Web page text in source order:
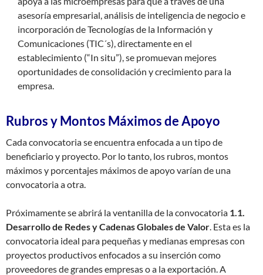
asesoría empresarial, análisis de inteligencia de negocio e
incorporación de Tecnologías de la Información y
Comunicaciones (TIC´s), directamente en el
establecimiento (“In situ”), se promuevan mejores
oportunidades de consolidación y crecimiento para la
empresa.
Rubros y Montos Máximos de Apoyo
Cada convocatoria se encuentra enfocada a un tipo de
beneficiario y proyecto. Por lo tanto, los rubros, montos
máximos y porcentajes máximos de apoyo varían de una
convocatoria a otra.
Próximamente se abrirá la ventanilla de la convocatoria 1.1.
Desarrollo de Redes y Cadenas Globales de Valor. Esta es la
convocatoria ideal para pequeñas y medianas empresas con
proyectos productivos enfocados a su inserción como
proveedores de grandes empresas o a la exportación. A